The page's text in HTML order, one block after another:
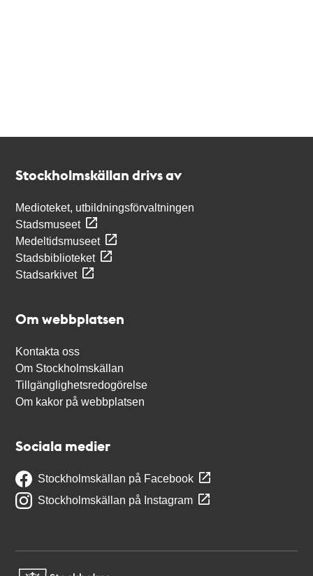
Stockholmskällan drivs av
Medioteket, utbildningsförvaltningen
Stadsmuseet
Medeltidsmuseet
Stadsbiblioteket
Stadsarkivet
Om webbplatsen
Kontakta oss
Om Stockholmskällan
Tillgänglighetsredogörelse
Om kakor på webbplatsen
Sociala medier
Stockholmskällan på Facebook
Stockholmskällan på Instagram